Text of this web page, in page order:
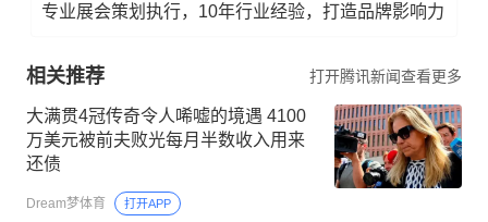
专业展会策划执行，10年行业经验，打造品牌影响力
相关推荐 打开腾讯新闻查看更多
大满贯4冠传奇令人唏嘘的境遇 4100
万美元被前夫败光每月半数收入用来
还债
Dream梦体育 打开APP